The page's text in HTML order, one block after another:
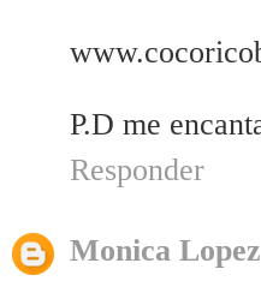
P.D me
Responder
Monica Lopez